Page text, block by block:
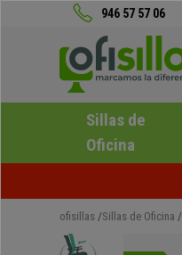
946 57 57 06
Sillas de
Oficina
ofisillas Sillas de Oficina